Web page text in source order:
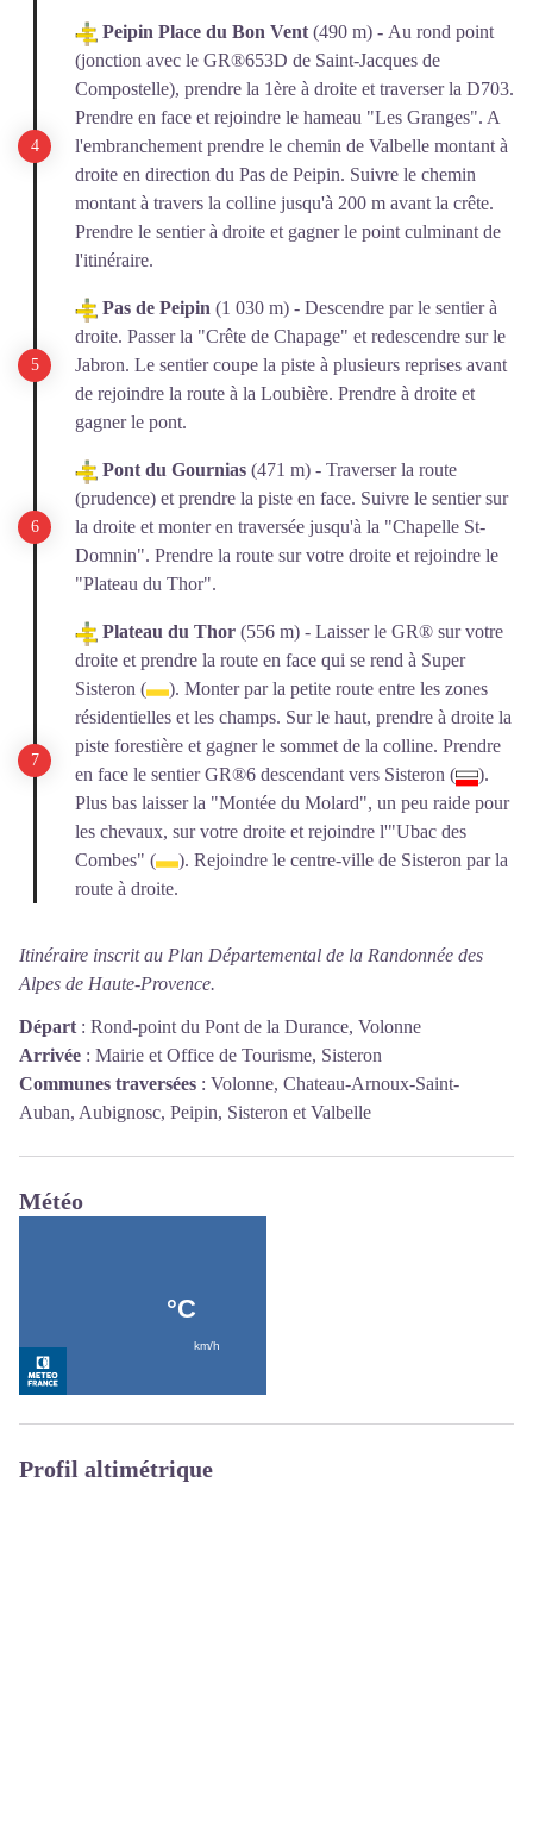
Peipin Place du Bon Vent(490 m) - Au rond point
(jonction avec le GR®653D de Saint-Jacques de
Compostelle), prendre la 1ère à droite et traverser la D703.
Prendre en face et rejoindre le hameau "Les Granges". A
l'embranchement prendre le chemin de Valbelle montant à
droite en direction du Pas de Peipin. Suivre le chemin
montant à travers la colline jusqu'à 200 m avant la crête.
Prendre le sentier à droite et gagner le point culminant de
l'itinéraire.
Pas de Peipin (1 030 m) - Descendre par le sentier à
droite. Passer la "Crête de Chapage" et redescendre sur le
Jabron. Le sentier coupe la piste à plusieurs reprises avant
de rejoindre la route à la Loubière. Prendre à droite et
gagner le pont.
Pont du Gournias (471 m) - Traverser la route
(prudence) et prendre la piste en face. Suivre le sentier sur
la droite et monter en traversée jusqu'à la "Chapelle St-
Domnin". Prendre la route sur votre droite et rejoindre le
"Plateau du Thor".
Plateau du Thor (556 m) - Laisser le GR® sur votre
droite et prendre la route en face qui se rend à Super
Sisteron (
). Monter par la petite route entre les zones
résidentielles et les champs. Sur le haut, prendre à droite la
piste forestière et gagner le sommet de la colline. Prendre
en face le sentier GR®6 descendant vers Sisteron (
).
Plus bas laisser la "Montée du Molard", un peu raide pour
les chevaux, sur votre droite et rejoindre l'"Ubac des
Combes" (
). Rejoindre le centre-ville de Sisteron par la
route à droite.
Itinéraire inscrit au Plan Départemental de la Randonnée des
Alpes de Haute-Provence.
Départ : Rond-point du Pont de la Durance, Volonne
Arrivée : Mairie et Office de Tourisme, Sisteron
Communes traversées : Volonne, Chateau-Arnoux-Saint-
Auban, Aubignosc, Peipin, Sisteron et Valbelle
Météo
Profil altimétrique